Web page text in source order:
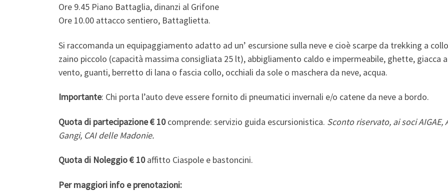
Ore 9.45 Piano Battaglia, dinanzi al Grifone
Ore 10.00 attacco sentiero, Battaglietta.
Si raccomanda un equipaggiamento adatto ad un’ escursione sulla neve e cioè scarpe da trekking a
zaino piccolo (capacità massima consigliata 25 lt), abbigliamento caldo e impermeabile, ghette, giacca a
vento, guanti, berretto di lana o fascia collo, occhiali da sole o maschera da neve, acqua.
Importante: Chi porta l’auto deve essere fornito di pneumatici invernali e/o catene da neve a bordo.
Quota di partecipazione € 10comprende: servizio guida escursionistica. Sconto riservato, ai soci AIGAE,
Gangi, CAI delle Madonie.
Quota di Noleggio € 10affitto Ciaspole e bastoncini.
Per maggiori info e prenotazioni: